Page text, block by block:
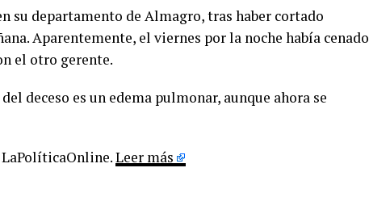
su departamento de Almagro, tras haber cortado
Aparentemente, el viernes por la noche había cenado
el otro gerente.
deceso es un edema pulmonar, aunque ahora se
Leer más